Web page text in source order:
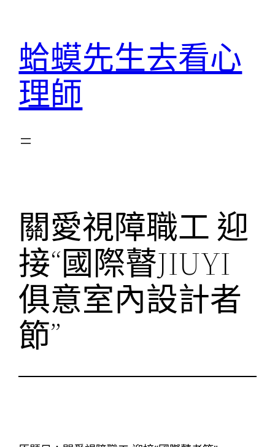
蛤蟆先生去看心
理師
關愛視障職工 迎
接“國際瞽JIUYI
俱意室內設計者
節”